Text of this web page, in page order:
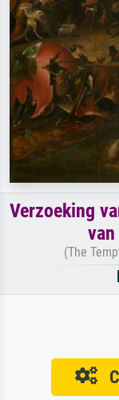
Verzoeking
(The